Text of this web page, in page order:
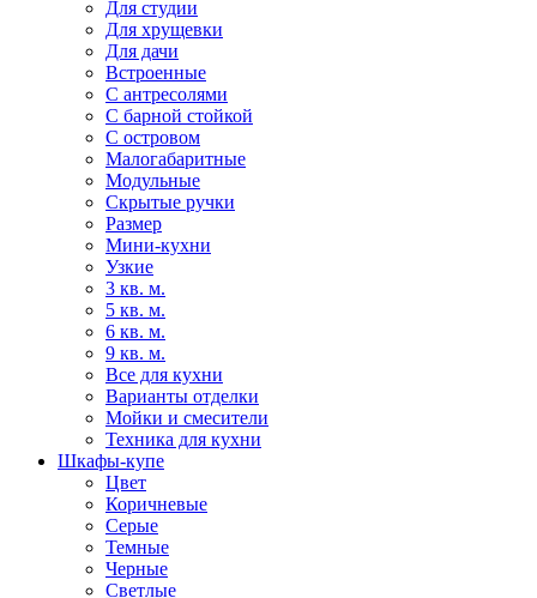
Для студии
Для хрущевки
Для дачи
Встроенные
С антресолями
С барной стойкой
С островом
Малогабаритные
Модульные
Скрытые ручки
Размер
Мини-кухни
Узкие
3 кв. м.
5 кв. м.
6 кв. м.
9 кв. м.
Все для кухни
Варианты отделки
Мойки и смесители
Техника для кухни
Шкафы-купе
Цвет
Коричневые
Серые
Темные
Черные
Светлые